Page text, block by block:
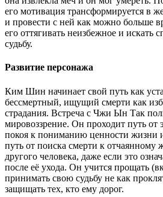
его мотивация трансформируется в
и провести с ней как можно больше
его оттягивать неизбежное и искать
судьбу.
Развитие персонажа
Ким Шин начинает свой путь как
бессмертный, ищущий смерти как
страдания. Встреча с Чжи Ын Так
мировоззрение. Он проходит путь от
покоя к пониманию ценности жизни
путь от поиска смерти к отчаянному
другого человека, даже если это
после её ухода. Он учится прощать
принимать свою судьбу не как
защищать тех, кто ему дорог.